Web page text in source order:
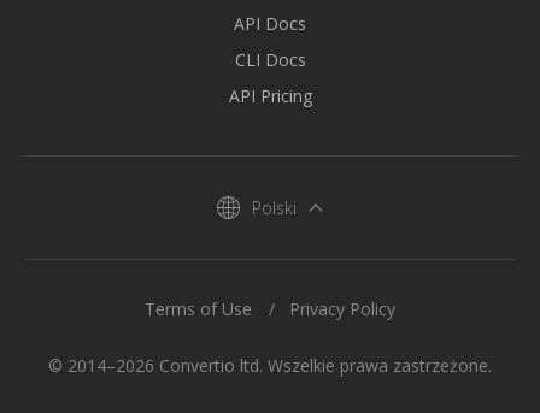
API Docs
CLI Docs
API Pricing
Polski
© 2014–2026 Convertio ltd. Wszelkie prawa zastrzeżone.
Terms of Use Privacy Policy